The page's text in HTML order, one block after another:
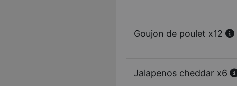
Goujon de poulet x12
Jalapenos cheddar x6